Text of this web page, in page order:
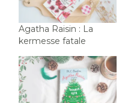
Agatha Raisin : La
kermesse fatale